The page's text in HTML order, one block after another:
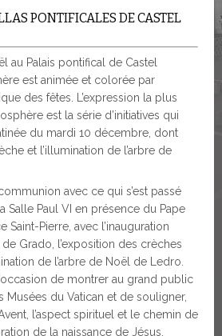
PONTIFICALES DE CASTEL
au Palais pontifical de Castel
est animée et colorée par
des fêtes. L’expression la plus
est la série d’initiatives qui
du mardi 10 décembre, dont
et l’illumination de l’arbre de
communion avec ce qui s’est passé
Salle Paul VI en présence du Pape
Saint-Pierre, avec l’inauguration
Grado, l’exposition des crèches
de l’arbre de Noël de Ledro.
de montrer au grand public
Musées du Vatican et de souligner,
l’aspect spirituel et le chemin de
de la naissance de Jésus.